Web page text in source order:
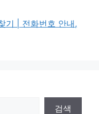
기 | 전화번호 안내,
검색